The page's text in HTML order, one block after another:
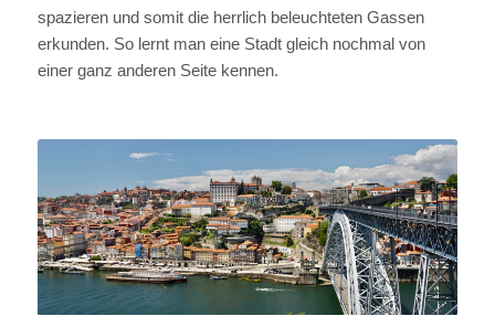
spazieren und somit die herrlich beleuchteten Gassen
erkunden. So lernt man eine Stadt gleich nochmal von
einer ganz anderen Seite kennen.